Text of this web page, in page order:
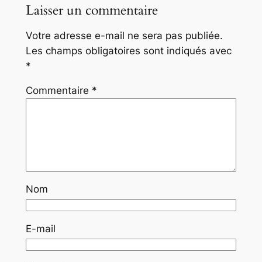
Laisser un commentaire
Votre adresse e-mail ne sera pas publiée.
Les champs obligatoires sont indiqués avec
*
Commentaire *
Nom
E-mail